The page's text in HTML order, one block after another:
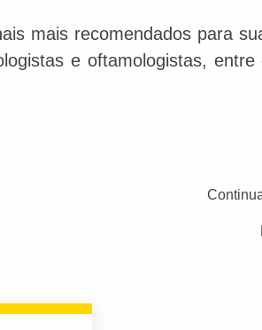
mais recomendados para
e oftamologistas,